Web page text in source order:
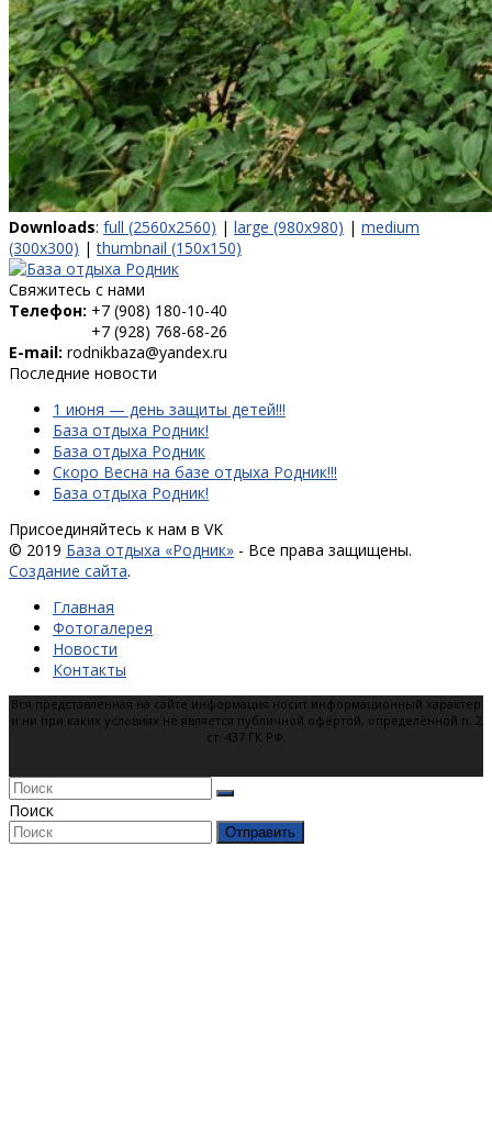
Downloads: full (2560x2560) | large (980x980) | medium
(300x300) |thumbnail (150x150)
Свяжитесь с нами
Телефон: +7 (908) 180-10-40
+7 (928) 768-68-26
E-mail: rodnikbaza@yandex.ru
Последние новости
1 июня — день защиты детей!!!
База отдыха Родник!
База отдыха Родник
Скоро Весна на базе отдыха Родник!!!
База отдыха Родник!
Присоединяйтесь к нам в VK
© 2019 База отдыха «Родник» - Все права защищены.
Создание сайта.
Главная
Фотогалерея
Новости
Контакты
Вся представленная на сайте информация носит информационный характер
и ни при каких условиях не является публичной офертой, определённой п. 2
ст. 437 ГК РФ.
Поиск
Отправить